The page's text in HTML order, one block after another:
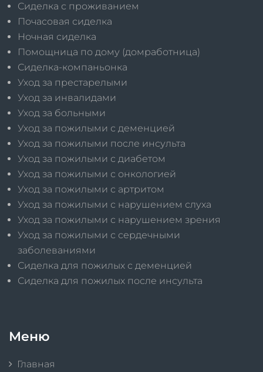
Сиделка с проживанием
Почасовая сиделка
Ночная сиделка
Помощница по дому (домработница)
Сиделка-компаньонка
Уход за престарелыми
Уход за инвалидами
Уход за больными
Уход за пожилыми с деменцией
Уход за пожилыми после инсульта
Уход за пожилыми с диабетом
Уход за пожилыми с онкологией
Уход за пожилыми с артритом
Уход за пожилыми с нарушением слуха
Уход за пожилыми с нарушением зрения
Уход за пожилыми с сердечными
заболеваниями
Сиделка для пожилых с деменцией
Сиделка для пожилых после инсульта
Меню
Главная